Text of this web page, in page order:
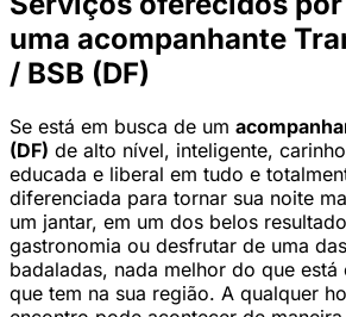
uma acompanhante
/ BSB (DF)
Se está em busca de um
(DF) de alto nível, inteligente,
educada e liberal em tudo e
diferenciada para tornar sua noite
um jantar, em um dos belos
gastronomia ou desfrutar de uma
badaladas, nada melhor do que está
que tem na sua região. A qualquer